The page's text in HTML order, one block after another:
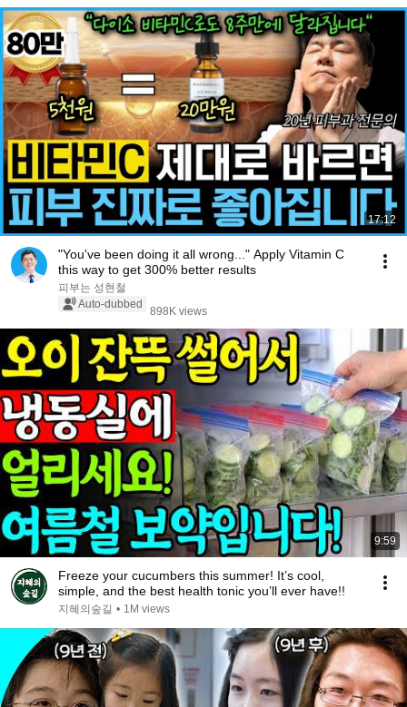
17:12
"You've been doing it all wrong..." Apply Vitamin C
this way to get 300% better results
피부는 성현철
Auto-dubbed
898K views
9:59
Freeze your cucumbers this summer! It’s cool,
simple, and the best health tonic you’ll ever have!!
지혜의숲길 • 1M views